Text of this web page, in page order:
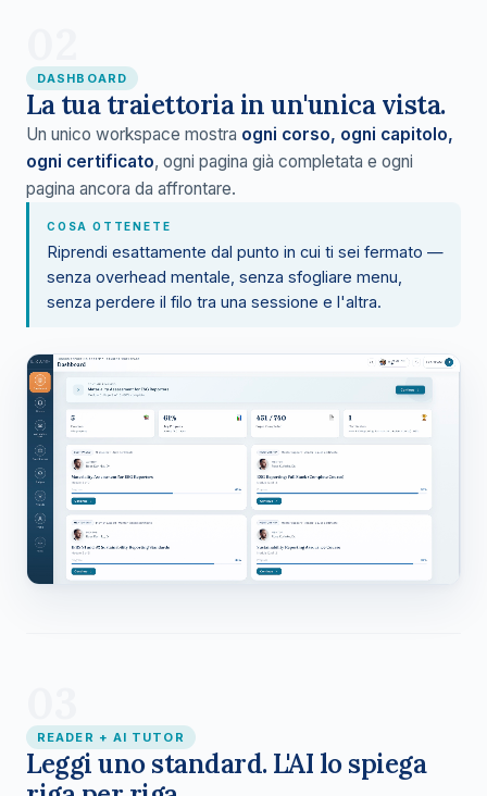
DASHBOARD
La tua traiettoria in un'unica vista.
Un unico workspace mostra ogni corso, ogni capitolo,
ogni certificato, ogni pagina già completata e ogni
pagina ancora da affrontare.
COSA OTTENETE
Riprendi esattamente dal punto in cui ti sei fermato —
senza overhead mentale, senza sfogliare menu,
senza perdere il filo tra una sessione e l'altra.
READER + AI TUTOR
Leggi uno standard. L'AI lo spiega